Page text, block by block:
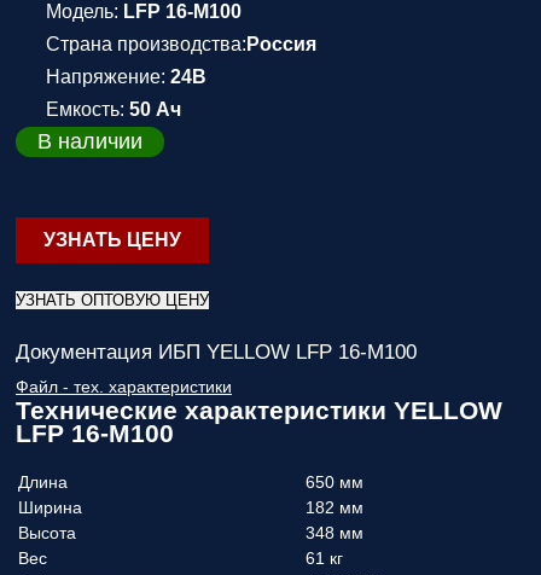
Модель: LFP 16-M100
Страна производства: Россия
Напряжение: 24В
Емкость: 50 Ач
В наличии
УЗНАТЬ ЦЕНУ
УЗНАТЬ ОПТОВУЮ ЦЕНУ
Документация ИБП YELLOW LFP 16-M100
Файл - тех. характеристики
Технические характеристики YELLOW
LFP 16-M100
Длина
650 мм
Ширина
182 мм
Высота
348 мм
Вес
61 кг